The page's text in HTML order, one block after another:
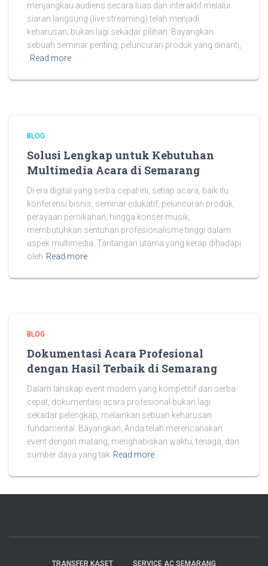
menjangkau audiens secara luas dan interaktif melalui
siaran langsung (live streaming) telah menjadi
keharusan, bukan lagi sekadar pilihan. Bayangkan
sebuah seminar penting, peluncuran produk yang dinanti,
Read more
BLOG
Solusi Lengkap untuk Kebutuhan
Multimedia Acara di Semarang
Di era digital yang serba cepat ini, setiap acara, baik itu
konferensi bisnis, seminar edukatif, peluncuran produk,
perayaan pernikahan, hingga konser musik,
membutuhkan sentuhan profesionalisme tinggi dalam
aspek multimedia. Tantangan utama yang kerap dihadapi
oleh Read more
BLOG
Dokumentasi Acara Profesional
dengan Hasil Terbaik di Semarang
Dalam lanskap event modern yang kompetitif dan serba
cepat, dokumentasi acara profesional bukan lagi
sekadar pelengkap, melainkan sebuah keharusan
fundamental. Bayangkan, Anda telah merencanakan
event dengan matang, menghabiskan waktu, tenaga, dan
sumber daya yang tak Read more
TRANSFER KASET SERVICE AC SEMARANG